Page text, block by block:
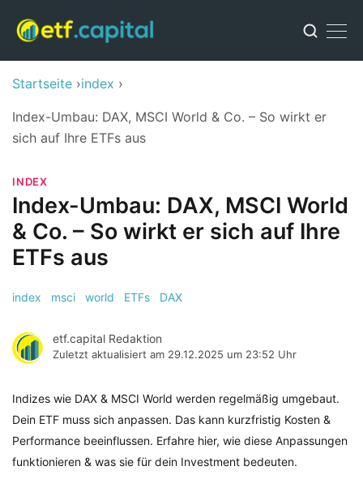
Startseite index
Index-Umbau: DAX, MSCI World & Co. – So wirkt er
sich auf Ihre ETFs aus
INDEX
Index-Umbau: DAX, MSCI World
& Co. – So wirkt er sich auf Ihre
ETFs aus
index msci world ETFs DAX
etf.capital Redaktion
Zuletzt aktualisiert am 29.12.2025 um 23:52 Uhr
Indizes wie DAX & MSCI World werden regelmäßig umgebaut.
Dein ETF muss sich anpassen. Das kann kurzfristig Kosten &
Performance beeinflussen. Erfahre hier, wie diese Anpassungen
funktionieren & was sie für dein Investment bedeuten.